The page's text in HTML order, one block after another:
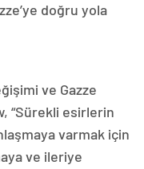
doğru yola
ve Gazze
“Sürekli esirlerin
varmak için
ve ileriye